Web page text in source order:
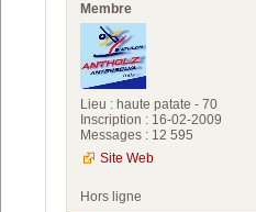
Membre
Lieu : haute patate - 70
Inscription : 16-02-2009
Messages : 12 595
Site Web
Hors ligne